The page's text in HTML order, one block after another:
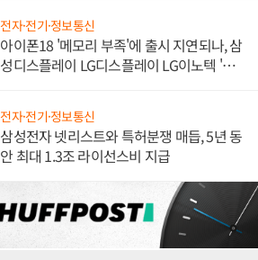
전자·전기·정보통신
아이폰18 '메모리 부족'에 출시 지연되나, 삼
성디스플레이 LG디스플레이 LG이노텍 '탈
전자·전기·정보통신
삼성전자 넷리스트와 특허분쟁 매듭, 5년 동
안 최대 1.3조 라이선스비 지급